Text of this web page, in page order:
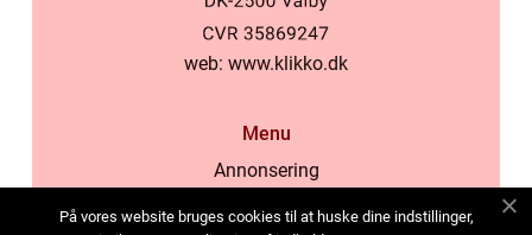
web: www.klikko.dk
Menu
Annonsering
På vores website bruges cookies til at huske dine indstillinger,